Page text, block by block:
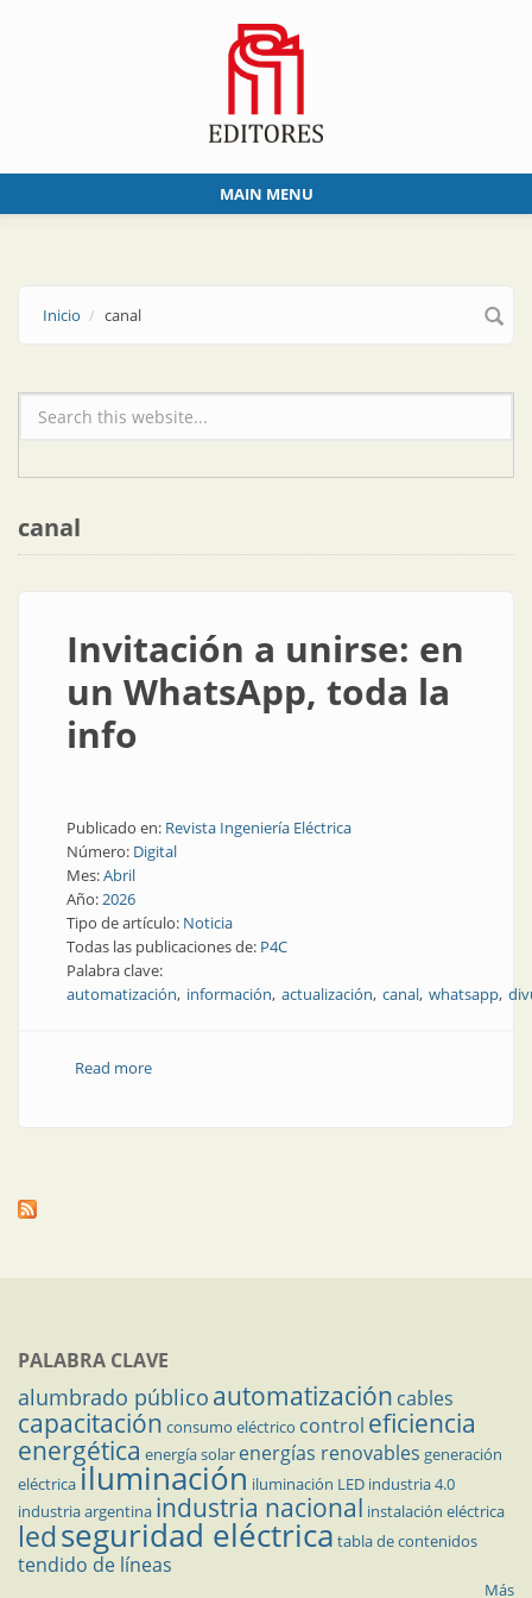
MAIN MENU
Inicio canal
Formulario de búsqueda
canal
Invitación a unirse: en
un WhatsApp, toda la
info
Publicado en: Revista Ingeniería Eléctrica
Número: Digital
Mes:Abril
Año:2026
Tipo de artículo: Noticia
Todas las publicaciones de: P4C
Palabra clave:
automatización información actualización canal whatsapp
Read moreabout Invitación a unirse: en un WhatsApp, toda la
PALABRA CLAVE
alumbrado público automatización cables
capacitación consumo eléctrico control eficiencia
energética energía solar energías renovables generación
eléctricailuminación iluminación LED industria 4.0
industria argentina industria nacional instalación eléctrica
ledseguridad eléctrica tabla de contenidos
tendido de líneas
Más